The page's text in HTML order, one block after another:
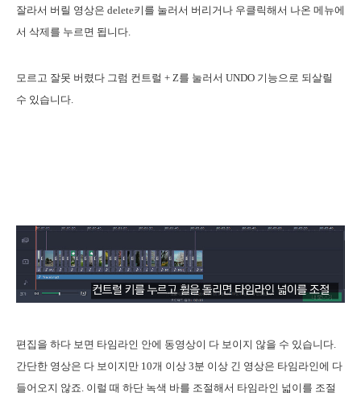
잘라서 버릴 영상은 delete키를 눌러서 버리거나 우클릭해서 나온 메뉴에
서 삭제를 누르면 됩니다.
모르고 잘못 버렸다 그럼 컨트럴 + Z를 눌러서 UNDO 기능으로 되살릴
수 있습니다.
편집을 하다 보면 타임라인 안에 동영상이 다 보이지 않을 수 있습니다.
간단한 영상은 다 보이지만 10개 이상 3분 이상 긴 영상은 타임라인에 다
들어오지 않죠. 이럴 때 하단 녹색 바를 조절해서 타임라인 넓이를 조절